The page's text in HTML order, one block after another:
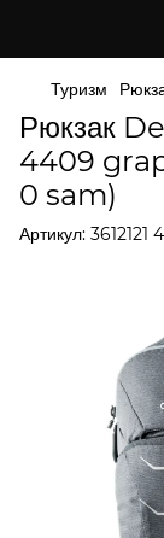
Туризм
Рюкзак
4409
0 sam)
Артикул: 3612121